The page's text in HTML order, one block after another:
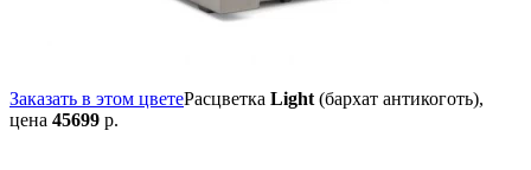
Заказать в этом цветеРасцветка Light(бархат антикоготь),
цена 45699 р.